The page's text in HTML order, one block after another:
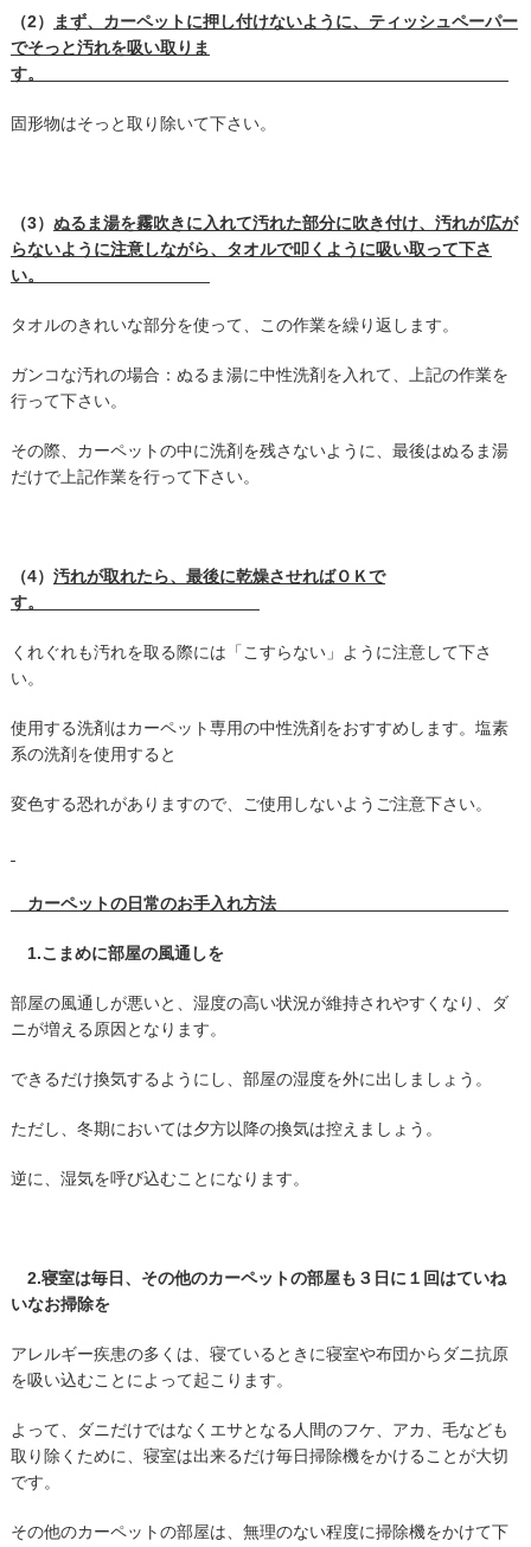
（2）
まず、カーペットに押し付けないように、ティッシュペーパー
でそっと汚れを吸い取りま
す。
固形物はそっと取り除いて下さい。
（3） ぬるま湯を霧吹きに入れて汚れた部分に吹き付け、汚れが広が
らないように注意しながら、タオルで叩くように吸い取って下さ
い。
タオルのきれいな部分を使って、この作業を繰り返します。
ガンコな汚れの場合：ぬるま湯に中性洗剤を入れて、上記の作業を
行って下さい。
その際、カーペットの中に洗剤を残さないように、最後はぬるま湯
だけで上記作業を行って下さい。
（4） 汚れが取れたら、最後に乾燥させればＯＫで
す。
くれぐれも汚れを取る際には「こすらない」ように注意して下さ
い。
使用する洗剤はカーペット専用の中性洗剤をおすすめします。塩素
系の洗剤を使用すると
変色する恐れがありますので、ご使用しないようご注意下さい。
カーペットの日常のお手入れ方法
1.こまめに部屋の風通しを
部屋の風通しが悪いと、湿度の高い状況が維持されやすくなり、ダ
ニが増える原因となります。
できるだけ換気するようにし、部屋の湿度を外に出しましょう。
ただし、冬期においては夕方以降の換気は控えましょう。
逆に、湿気を呼び込むことになります。
2.寝室は毎日、その他のカーペットの部屋も３日に１回はていね
いなお掃除を
アレルギー疾患の多くは、寝ているときに寝室や布団からダニ抗原
を吸い込むことによって起こります。
よって、ダニだけではなくエサとなる人間のフケ、アカ、毛なども
取り除くために、寝室は出来るだけ毎日掃除機をかけることが大切
です。
その他のカーペットの部屋は、無理のない程度に掃除機をかけて下